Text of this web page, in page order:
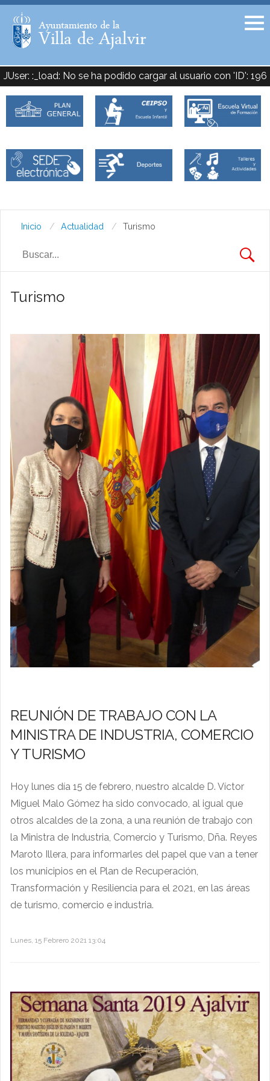
JUser: :_load: No se ha podido cargar al usuario con 'ID': 196
Facebook
Inicio Actualidad Turismo
Turismo
REUNIÓN DE TRABAJO CON LA
MINISTRA DE INDUSTRIA, COMERCIO
Y TURISMO
Hoy lunes día 15 de febrero, nuestro alcalde D. Víctor
Miguel Malo Gómez ha sido convocado, al igual que
otros alcaldes de la zona, a una reunión de trabajo con
la Ministra de Industria, Comercio y Turismo, Dña. Reyes
Maroto Illera, para informarles del papel que van a tener
los municipios en el Plan de Recuperación,
Transformación y Resiliencia para el 2021, en las áreas
de turismo, comercio e industria.
Lunes, 15 Febrero 2021 13:04